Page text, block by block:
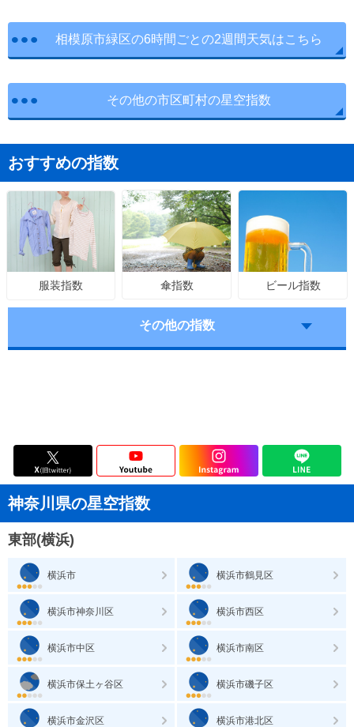
相模原市緑区の6時間ごとの2週間天気はこちら
その他の市区町村の星空指数
おすすめの指数
服装指数 傘指数 ビール指数
その他の指数
神奈川県の星空指数
東部(横浜)
横浜市 横浜市鶴見区
横浜市神奈川区 横浜市西区
横浜市中区 横浜市南区
横浜市保土ヶ谷区 横浜市磯子区
横浜市金沢区 横浜市港北区